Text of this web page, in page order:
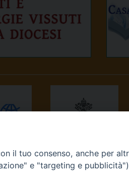
OSSERVATORE
ROMANO
il tuo consenso, anche per
e "targeting e